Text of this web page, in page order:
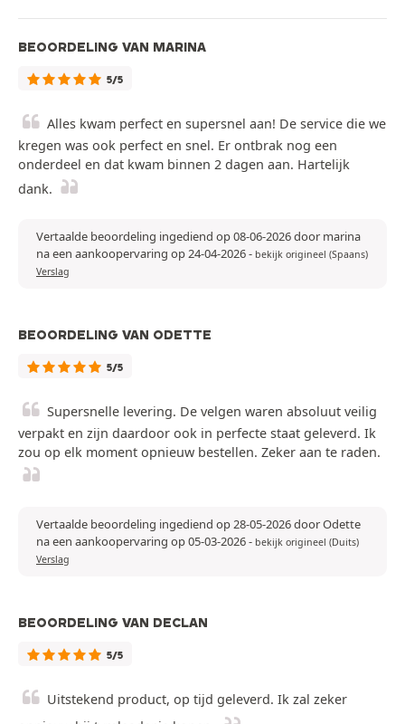
BEOORDELING VAN MARINA
5/5
Alles kwam perfect en supersnel aan! De service die we
kregen was ook perfect en snel. Er ontbrak nog een
onderdeel en dat kwam binnen 2 dagen aan. Hartelijk
dank.
Vertaalde beoordeling ingediend op 08-06-2026 door marina
na een aankoopervaring op 24-04-2026- bekijk origineel (Spaans)
Verslag
BEOORDELING VAN ODETTE
5/5
Supersnelle levering. De velgen waren absoluut veilig
verpakt en zijn daardoor ook in perfecte staat geleverd. Ik
zou op elk moment opnieuw bestellen. Zeker aan te raden.
Vertaalde beoordeling ingediend op 28-05-2026 door Odette
na een aankoopervaring op 05-03-2026- bekijk origineel (Duits)
Verslag
BEOORDELING VAN DECLAN
5/5
Uitstekend product, op tijd geleverd. Ik zal zeker